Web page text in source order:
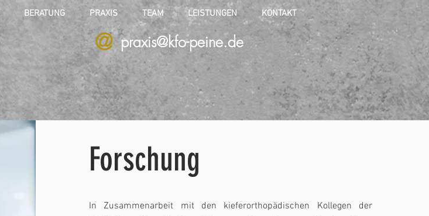
BERATUNG PRAXIS TEAM LEISTUNGEN KONTAKT
@ praxis@kfo-peine.de
Forschung
In Zusammenarbeit mit den kieferorthopädischen Kollegen der